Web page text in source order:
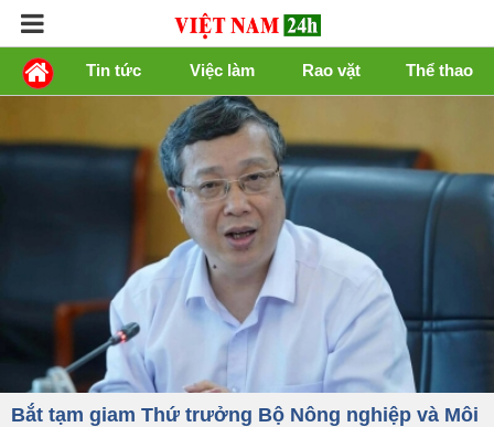
Tin tức Việc làm Rao vặt Thể thao
Bắt tạm giam Thứ trưởng Bộ Nông nghiệp và Môi